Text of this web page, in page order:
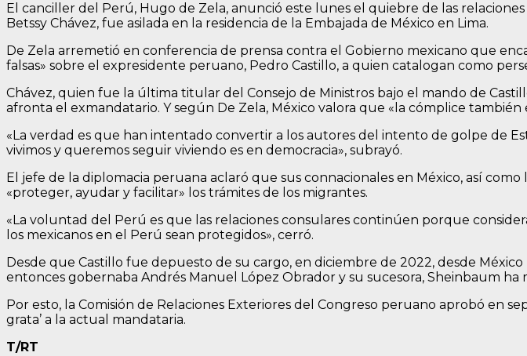
El canciller del Perú, Hugo de Zela, anunció este lunes el quiebre de las
Betssy Chávez, fue asilada en la residencia de la Embajada de México en Lima.
De Zela arremetió en conferencia de prensa contra el Gobierno mexicano que
falsas» sobre el expresidente peruano, Pedro Castillo, a quien catalogan como
Chávez, quien fue la última titular del Consejo de Ministros bajo el mando de
afronta el exmandatario. Y según De Zela, México valora que «la cómplice
«La verdad es que han intentado convertir a los autores del intento de golpe de
vivimos y queremos seguir viviendo es en democracia», subrayó.
El jefe de la diplomacia peruana aclaró que sus connacionales en México, así
«proteger, ayudar y facilitar» los trámites de los migrantes.
«La voluntad del Perú es que las relaciones consulares continúen porque
los mexicanos en el Perú sean protegidos», cerró.
Desde que Castillo fue depuesto de su cargo, en diciembre de 2022, desde
entonces gobernaba Andrés Manuel López Obrador y su sucesora, Sheinbaum ha
Por esto, la Comisión de Relaciones Exteriores del Congreso peruano aprobó en
grata’ a la actual mandataria.
T/RT